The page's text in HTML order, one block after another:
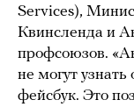
Services),
Квинсленда и
профсоюзов.
не могут узнать
фейсбук. Это